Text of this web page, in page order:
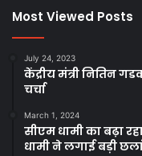
Most Viewed Posts
July 24, 2023
केंद्रीय मंत्री नितिन
चर्चा
March 1, 2024
सीएम धामी का बढ़ा
धामी ने लगाई बड़ी